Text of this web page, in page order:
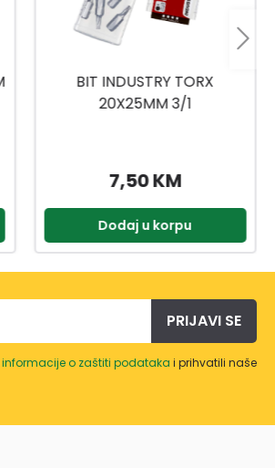
NASADNI KLJUČEVI
1/4,3/8,1/2 216-DJ.
399,90 KM
Dodaj u korpu
PRIJAVI SE
informacije o zaštiti podataka i prihvatili naše